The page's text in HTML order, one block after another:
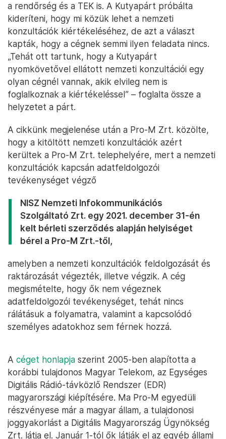
a rendőrség és a TEK is. A Kutyapárt próbálta
kideríteni, hogy mi közük lehet a nemzeti
konzultációk kiértékeléséhez, de azt a választ
kapták, hogy a cégnek semmi ilyen feladata nincs.
„Tehát ott tartunk, hogy a Kutyapárt
nyomkövetővel ellátott nemzeti konzultációi egy
olyan cégnél vannak, akik elvileg nem is
foglalkoznak a kiértékeléssel” – foglalta össze a
helyzetet a párt.
A cikkünk megjelenése után a Pro-M Zrt. közölte,
hogy a kitöltött nemzeti konzultációk azért
kerültek a Pro-M Zrt. telephelyére, mert a nemzeti
konzultációk kapcsán adatfeldolgozói
tevékenységet végző
NISZ Nemzeti Infokommunikációs
Szolgáltató Zrt. egy 2021. december 31-én
kelt bérleti szerződés alapján helyiséget
bérel a Pro-M Zrt.-től,
amelyben a nemzeti konzultációk feldolgozását és
raktározását végezték, illetve végzik. A cég
megismételte, hogy ők nem végeznek
adatfeldolgozói tevékenységet, tehát nincs
rálátásuk a folyamatra, valamint a kapcsolódó
személyes adatokhoz sem férnek hozzá.
A céget honlapja szerint 2005-ben alapította a
korábbi tulajdonos Magyar Telekom, az Egységes
Digitális Rádió-távközlő Rendszer (EDR)
magyarországi kiépítésére. Ma Pro-M egyedüli
részvényese már a magyar állam, a tulajdonosi
joggyakorlást a Digitális Magyarország Ügynökség
Zrt. látja el. Január 1-tól ők látják el az egyéb állami